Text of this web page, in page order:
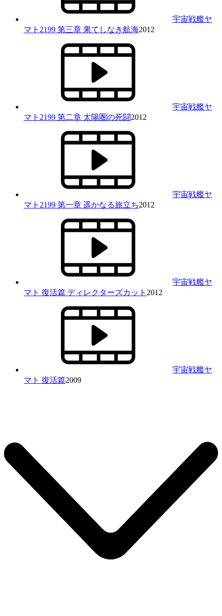
宇宙戦艦ヤ
マト2199 第三章 果てしなき航海2012
宇宙戦艦ヤ
マト2199 第二章 太陽圏の死闘2012
宇宙戦艦ヤ
マト2199 第一章 遥かなる旅立ち2012
宇宙戦艦ヤ
マト 復活篇 ディレクターズカット 2012
宇宙戦艦ヤ
マト 復活篇2009